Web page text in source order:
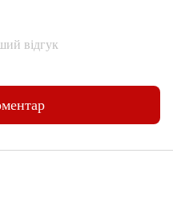
відгук